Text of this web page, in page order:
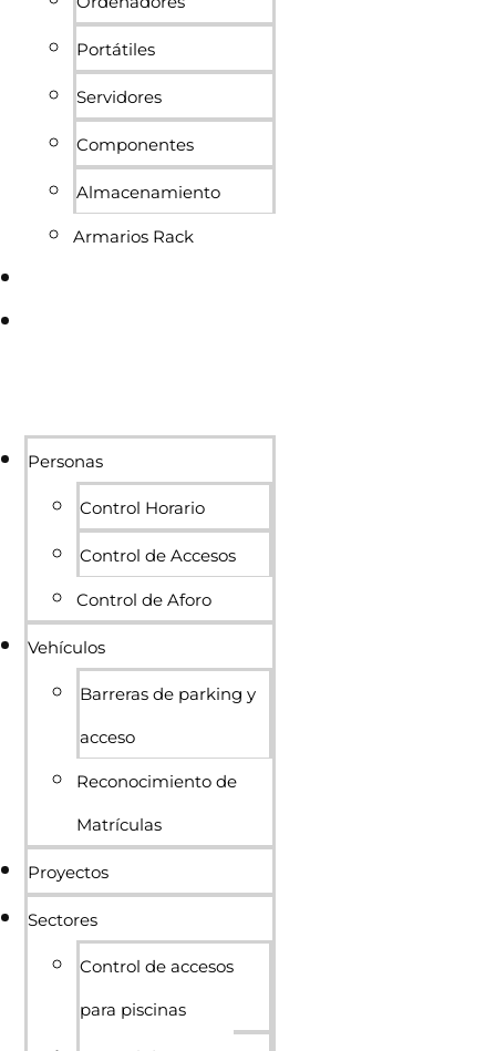
Portátiles
Servidores
Componentes
Almacenamiento
Armarios Rack
Personas
Control Horario
Control de Accesos
Control de Aforo
Vehículos
Barreras de parking y
acceso
Reconocimiento de
Matrículas
Proyectos
Sectores
Control de accesos
para piscinas